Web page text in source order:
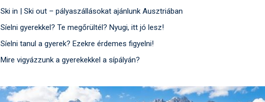
Ski in | Ski out – pályaszállásokat ajánlunk Ausztriában
Síelni gyerekkel? Te megőrültél? Nyugi, itt jó lesz!
Síelni tanul a gyerek? Ezekre érdemes figyelni!
Mire vigyázzunk a gyerekekkel a sípályán?